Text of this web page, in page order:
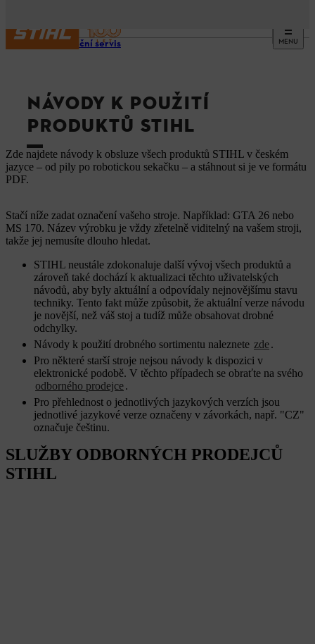
MENU
Informační servis
NÁVODY K POUŽITÍ
PRODUKTŮ STIHL
Zde najdete návody k obsluze všech produktů STIHL v českém
jazyce – od pily po robotickou sekačku – a stáhnout si je ve formátu
PDF.
Stačí níže zadat označení vašeho stroje. Například: GTA 26 nebo
MS 170. Název výrobku je vždy zřetelně viditelný na vašem stroji,
takže jej nemusíte dlouho hledat.
STIHL neustále zdokonaluje další vývoj všech produktů a
zároveň také dochází k aktualizaci těchto uživatelských
návodů, aby byly aktuální a odpovídaly nejnovějšímu stavu
techniky. Tento fakt může způsobit, že aktuální verze návodu
je novější, než váš stoj a tudíž může obsahovat drobné
odchylky.
Návody k použití drobného sortimentu naleznete zde.
Pro některé starší stroje nejsou návody k dispozici v
elektronické podobě. V těchto případech se obraťte na svého
odborného prodejce.
Pro přehlednost o jednotlivých jazykových verzích jsou
jednotlivé jazykové verze označeny v závorkách, např. "CZ"
označuje češtinu.
SLUŽBY ODBORNÝCH PRODEJCŮ
STIHL